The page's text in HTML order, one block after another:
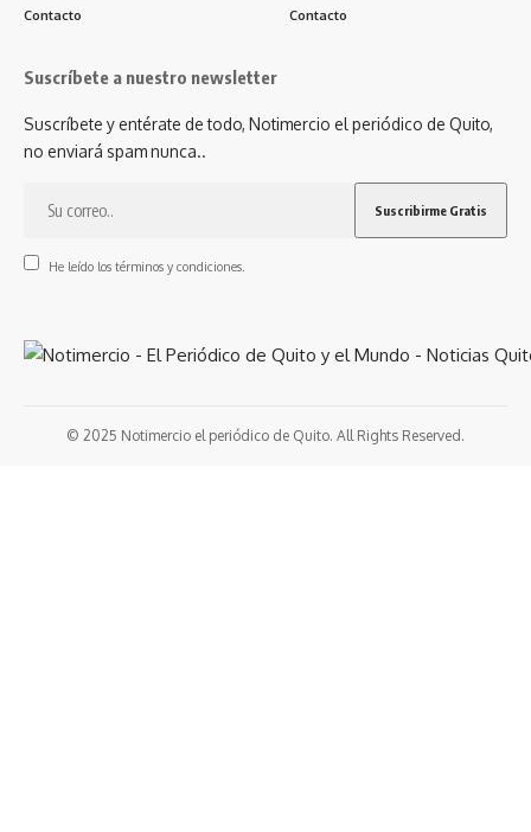
Contacto Contacto
Suscríbete a nuestro newsletter
Suscríbete y entérate de todo, Notimercio el periódico de Quito,
no enviará spam nunca..
He leído los términos y condiciones.
© 2025 Notimercio el periódico de Quito. All Rights Reserved.